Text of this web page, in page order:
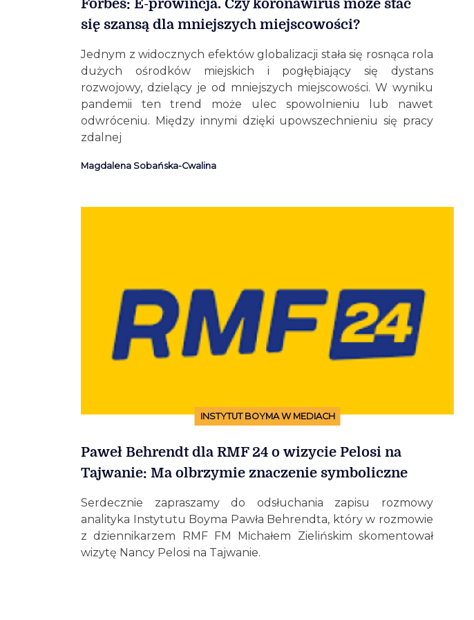
Forbes: E-prowincja. Czy koronawirus może stać
się szansą dla mniejszych miejscowości?
Jednym z widocznych efektów globalizacji stała się rosnąca rola
dużych ośrodków miejskich i pogłębiający się dystans
rozwojowy, dzielący je od mniejszych miejscowości. W wyniku
pandemii ten trend może ulec spowolnieniu lub nawet
odwróceniu. Między innymi dzięki upowszechnieniu się pracy
zdalnej
Magdalena Sobańska-Cwalina
INSTYTUT BOYMA W MEDIACH
Paweł Behrendt dla RMF 24 o wizycie Pelosi na
Tajwanie: Ma olbrzymie znaczenie symboliczne
Serdecznie zapraszamy do odsłuchania zapisu rozmowy
analityka Instytutu Boyma Pawła Behrendta, który w rozmowie
z dziennikarzem RMF FM Michałem Zielińskim skomentował
wizytę Nancy Pelosi na Tajwanie.